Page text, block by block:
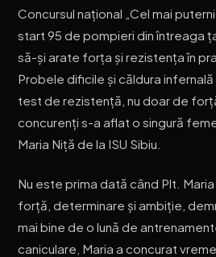
Concursul național „Cel mai
start 95 de pompieri din întreaga
să-și arate forța și rezistența în
Probele dificile și căldura
test de rezistență, nu doar de
concurenți s-a aflat o singură
Maria Niță de la ISU Sibiu.
Nu este prima dată când Plt.
forță, determinare și ambiție,
mai bine de o lună de
caniculare, Maria a concurat